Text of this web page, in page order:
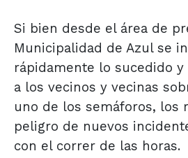
Si bien desde el área de
Municipalidad de Azul se
rápidamente lo sucedido
a los vecinos y vecinas
uno de los semáforos, los
peligro de nuevos
con el correr de las horas.